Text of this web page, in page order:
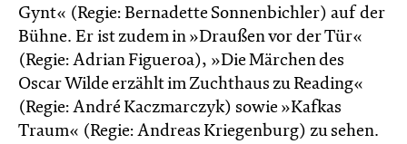
Gynt« (Regie: Bernadette Sonnenbichler) auf der
Bühne. Er ist zudem in »Draußen vor der Tür«
(Regie: Adrian Figueroa), »Die Märchen des
Oscar Wilde erzählt im Zucht­haus zu Reading«
(Regie: André Kacz­marc­zyk) sowie »Kafkas
Traum« (Regie: Andreas Kriegenburg) zu sehen.